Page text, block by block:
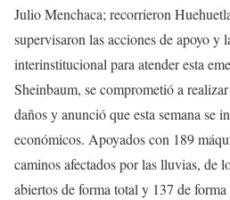
Julio Menchaca; recorrieron
supervisaron las acciones de apoyo y
interinstitucional para atender esta
Sheinbaum, se comprometió a
daños y anunció que esta semana se
económicos. Apoyados con 189
caminos afectados por las lluvias, de
abiertos de forma total y 137 de